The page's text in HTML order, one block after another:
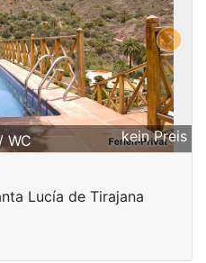
WC kein Preis
Lucía de Tirajana